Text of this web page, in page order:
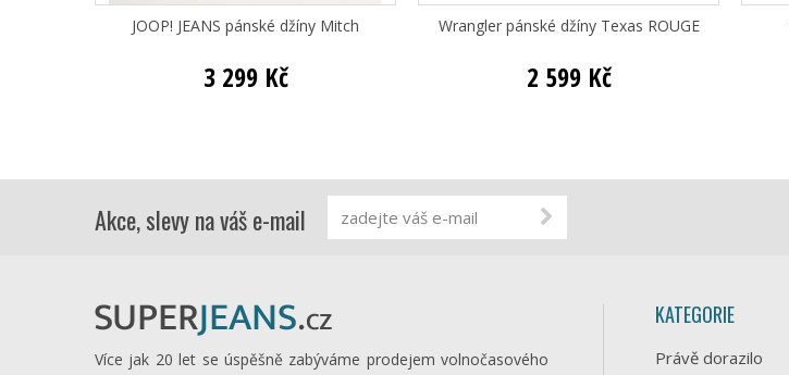
JOOP! JEANS pánské džíny Mitch
3 299 Kč
Wrangler pánské džíny Texas ROUGE
2 599 Kč
Akce, slevy na váš e-mail
Více jak 20 let se úspěšně zabýváme prodejem volnočasového
KATEGORIE
Právě dorazilo